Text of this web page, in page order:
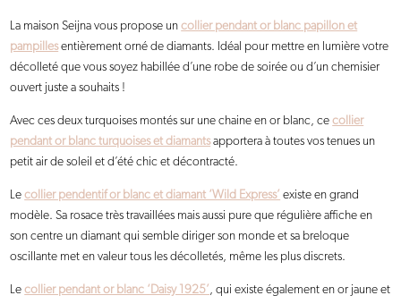
La maison Seijna vous propose uncollier pendant or blanc papillon et
pampillesentièrement orné de diamants. Idéal pour mettre en lumière votre
décolleté que vous soyez habillée d’une robe de soirée ou d’un chemisier
ouvert juste a souhaits !
Avec ces deux turquoises montés sur une chaine en or blanc, cecollier
pendant or blanc turquoises et diamantsapportera à toutes vos tenues un
petit air de soleil et d’été chic et décontracté.
Lecollier pendentif or blanc et diamant ‘Wild Express’ existe en grand
modèle. Sa rosace très travaillées mais aussi pure que régulière affiche en
son centre un diamant qui semble diriger son monde et sa breloque
oscillante met en valeur tous les décolletés, même les plus discrets.
Lecollier pendant or blanc ‘Daisy 1925’, qui existe également en or jaune et